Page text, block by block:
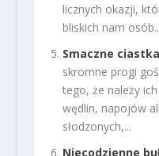
licznych okazji,
bliskich nam
Smaczne ciastka
skromne progi
tego, że należy
wędlin, napojów
słodzonych,...
Niecodzienne